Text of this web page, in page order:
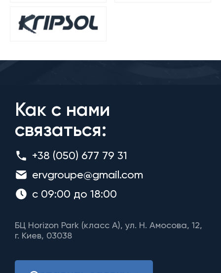
Как с нами
связаться:
+38 (050) 677 79 31
ervgroupe@gmail.com
с 09:00 до 18:00
БЦ Horizon Park (класс A), ул. Н. Амосова, 12,
г. Киев, 03038